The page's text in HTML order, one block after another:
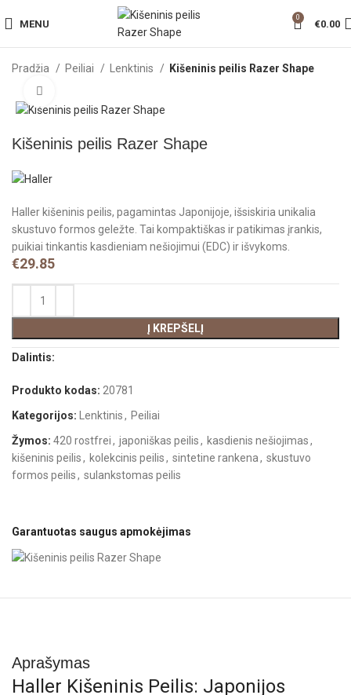
MENU
0
€0.00
Pradžia Peiliai Lenktinis Kišeninis peilis Razer Shape
Kišeninis peilis Razer Shape
Haller kišeninis peilis, pagamintas Japonijoje, išsiskiria unikalia
skustuvo formos geležte. Tai kompaktiškas ir patikimas įrankis,
puikiai tinkantis kasdieniam nešiojimui (EDC) ir išvykoms.
€29.85
Į KREPŠELĮ
Dalintis:
Produkto kodas: 20781
Kategorijos: Lenktinis, Peiliai
Žymos: 420 rostfrei, japoniškas peilis, kasdienis nešiojimas,
kišeninis peilis, kolekcinis peilis, sintetine rankena, skustuvo
formos peilis, sulankstomas peilis
Garantuotas saugus apmokėjimas
Aprašymas
Haller Kišeninis Peilis: Japonijos